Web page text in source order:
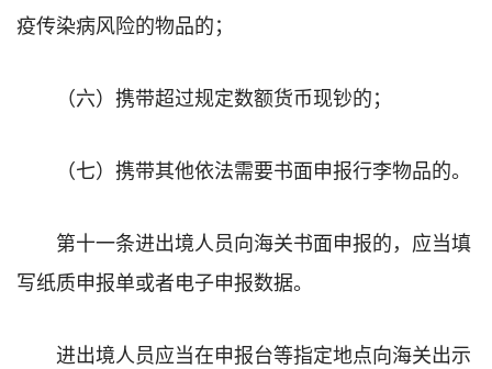
疫传染病风险的物品的；
（六）携带超过规定数额货币现钞的；
（七）携带其他依法需要书面申报行李物品的。
第十一条进出境人员向海关书面申报的，应当填
写纸质申报单或者电子申报数据。
进出境人员应当在申报台等指定地点向海关出示